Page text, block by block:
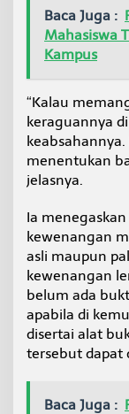
Baca Juga :
Mahasiswa
Kampus
“Kalau
keraguannya
menentukan
jelasnya.
Ia
kewenangan
asli maupun
kewenangan
belum ada
apabila di
disertai alat
tersebut dapat
Baca Juga :